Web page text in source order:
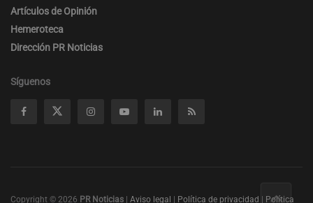
Artículos de Opinión
Hemeroteca
Dirección PR Noticias
Síguenos
Copyright © 2026 PR Noticias | Aviso legal | Política de privacidad | Política